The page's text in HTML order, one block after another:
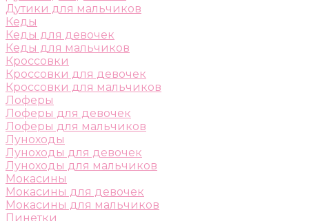
Дутики для мальчиков
Кеды
Кеды для девочек
Кеды для мальчиков
Кроссовки
Кроссовки для девочек
Кроссовки для мальчиков
Лоферы
Лоферы для девочек
Лоферы для мальчиков
Луноходы
Луноходы для девочек
Луноходы для мальчиков
Мокасины
Мокасины для девочек
Мокасины для мальчиков
Пинетки